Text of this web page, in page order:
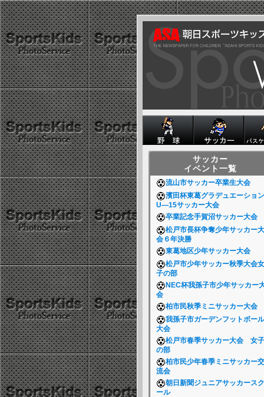
サッカー
イベント一覧
流山市サッカー卒業生大会
濱田杯東葛グラデュエーション
U―15サッカー大会
卒業記念手賀沼サッカー大会
松戸市長杯争奪少年サッカー大
会６年決勝
東葛地区少年サッカー大会
松戸市少年サッカー秋季大会女
子の部
NEC杯我孫子市少年サッカー
会
柏市民秋季ミニサッカー大会
我孫子市ガーデンフットボール
大会
松戸市春季サッカー大会 女子
の部
柏市民少年春季ミニサッカー交
流会
朝日新聞ジュニアサッカースク
ール